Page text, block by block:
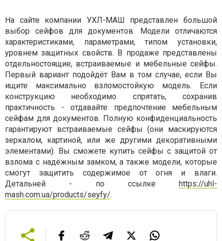
На сайте компании УХЛ-МАШ представлен большой
выбор сейфов для документов. Модели отличаются
характеристиками, параметрами, типом установки,
уровнем защитных свойств. В продаже представлены
отдельностоящие, встраиваемые и мебельные сейфы.
Первый вариант подойдёт Вам в том случае, если Вы
ищите максимально взломостойкую модель. Если
конструкцию необходимо спрятать, сохранив
практичность - отдавайте предпочтение мебельным
сейфам для документов. Полную конфиденциальность
гарантируют встраиваемые сейфы (они маскируются
зеркалом, картиной, или же другими декоративными
элементами). Вы сможете купить сейфы с защитой от
взлома с надёжным замком, а также модели, которые
смогут защитить содержимое от огня и влаги.
Детальней - по ссылке https://uhl-
mash.com.ua/products/seyfy/.